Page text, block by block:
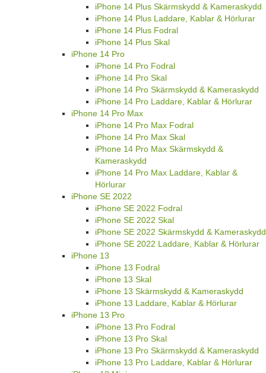
iPhone 14 Plus Skärmskydd & Kameraskydd
iPhone 14 Plus Laddare, Kablar & Hörlurar
iPhone 14 Plus Fodral
iPhone 14 Plus Skal
iPhone 14 Pro
iPhone 14 Pro Fodral
iPhone 14 Pro Skal
iPhone 14 Pro Skärmskydd & Kameraskydd
iPhone 14 Pro Laddare, Kablar & Hörlurar
iPhone 14 Pro Max
iPhone 14 Pro Max Fodral
iPhone 14 Pro Max Skal
iPhone 14 Pro Max Skärmskydd &
Kameraskydd
iPhone 14 Pro Max Laddare, Kablar &
Hörlurar
iPhone SE 2022
iPhone SE 2022 Fodral
iPhone SE 2022 Skal
iPhone SE 2022 Skärmskydd & Kameraskydd
iPhone SE 2022 Laddare, Kablar & Hörlurar
iPhone 13
iPhone 13 Fodral
iPhone 13 Skal
iPhone 13 Skärmskydd & Kameraskydd
iPhone 13 Laddare, Kablar & Hörlurar
iPhone 13 Pro
iPhone 13 Pro Fodral
iPhone 13 Pro Skal
iPhone 13 Pro Skärmskydd & Kameraskydd
iPhone 13 Pro Laddare, Kablar & Hörlurar